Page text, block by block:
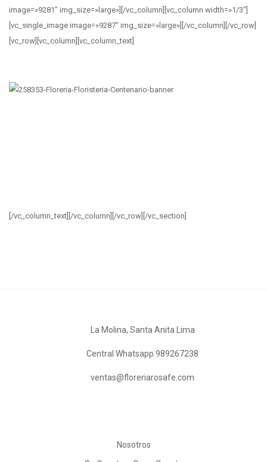
image=»9281″ img_size=»large»][/vc_column][vc_column width=»1/3″]
[vc_single_image image=»9287″ img_size=»large»][/vc_column][/vc_row]
[vc_row][vc_column][vc_column_text]
[/vc_column_text][/vc_column][/vc_row][/vc_section]
La Molina, Santa Anita Lima
Central Whatsapp 989267238
ventas@floreriarosafe.com
Nosotros